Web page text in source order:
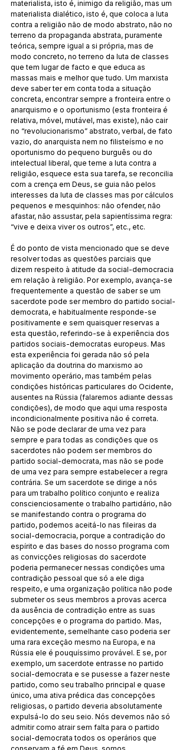
materialista, isto é, inimigo da religião, mas um
materialista dialético, isto é, que coloca a luta
contra a religião não de modo abstrato, não no
terreno da propaganda abstrata, puramente
teórica, sempre igual a si própria, mas de
modo concreto, no terreno da luta de classes
que tem lugar de facto e que educa as
massas mais e melhor que tudo. Um marxista
deve saber ter em conta toda a situação
concreta, encontrar sempre a fronteira entre o
anarquismo e o oportunismo (esta fronteira é
relativa, móvel, mutável, mas existe), não cair
no “revolucionarismo” abstrato, verbal, de fato
vazio, do anarquista nem no filisteísmo e no
oportunismo do pequeno burguês ou do
intelectual liberal, que teme a luta contra a
religião, esquece esta sua tarefa, se reconcilia
com a crença em Deus, se guia não pelos
interesses da luta de classes mas por cálculos
pequenos e mesquinhos: não ofender, não
afastar, não assustar, pela sapientíssima regra:
“vive e deixa viver os outros”, etc., etc.
É do ponto de vista mencionado que se deve
resolver todas as questões parciais que
dizem respeito à atitude da social-democracia
em relação à religião. Por exemplo, avança-se
frequentemente a questão de saber se um
sacerdote pode ser membro do partido social-
democrata, e habitualmente responde-se
positivamente e sem quaisquer reservas a
esta questão, referindo-se à experiência dos
partidos sociais-democratas europeus. Mas
esta experiência foi gerada não só pela
aplicação da doutrina do marxismo ao
movimento operário, mas também pelas
condições históricas particulares do Ocidente,
ausentes na Rússia (falaremos adiante dessas
condições), de modo que aqui uma resposta
incondicionalmente positiva não é correta.
Não se pode declarar de uma vez para
sempre e para todas as condições que os
sacerdotes não podem ser membros do
partido social-democrata, mas não se pode
de uma vez para sempre estabelecer a regra
contrária. Se um sacerdote se dirige a nós
para um trabalho político conjunto e realiza
conscienciosamente o trabalho partidário, não
se manifestando contra o programa do
partido, podemos aceitá-lo nas fileiras da
social-democracia, porque a contradição do
espírito e das bases do nosso programa com
as convicções religiosas do sacerdote
poderia permanecer nessas condições uma
contradição pessoal que só a ele diga
respeito, e uma organização política não pode
submeter os seus membros a provas acerca
da ausência de contradição entre as suas
concepções e o programa do partido. Mas,
evidentemente, semelhante caso poderia ser
uma rara exceção mesmo na Europa, e na
Rússia ele é pouquíssimo provável. E se, por
exemplo, um sacerdote entrasse no partido
social-democrata e se pusesse a fazer neste
partido, como seu trabalho principal e quase
único, uma ativa prédica das concepções
religiosas, o partido deveria absolutamente
expulsá-lo do seu seio. Nós devemos não só
admitir como atrair sem falta para o partido
social-democrata todos os operários que